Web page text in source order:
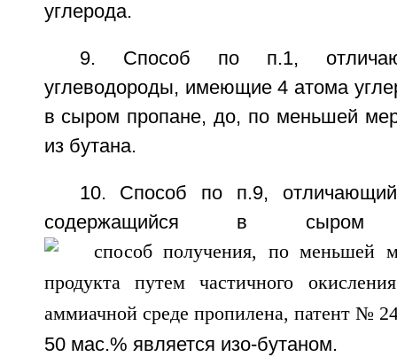
углерода.
9. Способ по п.1,
углеводороды, имеющие 4 атома
в сыром пропане, до, по меньшей
из бутана.
10. Способ по п.9,
содержащийся в
50 мас.% является изо-бутаном.